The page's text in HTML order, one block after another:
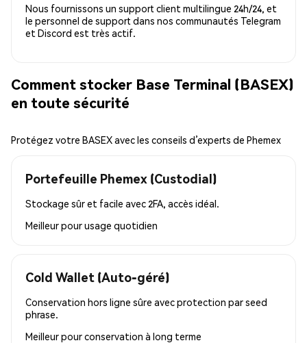
Nous fournissons un support client multilingue 24h/24, et
le personnel de support dans nos communautés Telegram
et Discord est très actif.
Comment stocker Base Terminal (BASEX)
en toute sécurité
Protégez votre BASEX avec les conseils d’experts de Phemex
Portefeuille Phemex (Custodial)
Stockage sûr et facile avec 2FA, accès idéal.
Meilleur pourusage quotidien
Cold Wallet (Auto-géré)
Conservation hors ligne sûre avec protection par seed
phrase.
Meilleur pourconservation à long terme